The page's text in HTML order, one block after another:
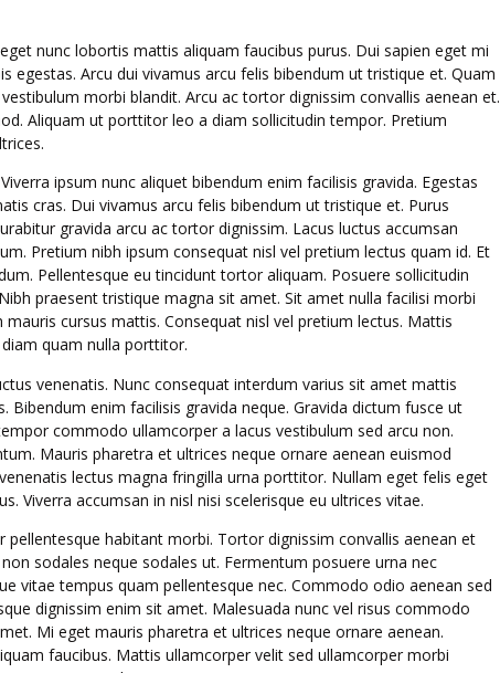
nunc lobortis mattis aliquam faucibus purus. Dui sapien eget mi
egestas. Arcu dui vivamus arcu felis bibendum ut tristique et. Quam
morbi blandit. Arcu ac tortor dignissim convallis aenean et.
Aliquam ut porttitor leo a diam sollicitudin tempor. Pretium
ipsum nunc aliquet bibendum enim facilisis gravida. Egestas
cras. Dui vivamus arcu felis bibendum ut tristique et. Purus
gravida arcu ac tortor dignissim. Lacus luctus accumsan
Pretium nibh ipsum consequat nisl vel pretium lectus quam id. Et
Pellentesque eu tincidunt tortor aliquam. Posuere sollicitudin
praesent tristique magna sit amet. Sit amet nulla facilisi morbi
cursus mattis. Consequat nisl vel pretium lectus. Mattis
quam nulla porttitor.
venenatis. Nunc consequat interdum varius sit amet mattis
enim facilisis gravida neque. Gravida dictum fusce ut
commodo ullamcorper a lacus vestibulum sed arcu non.
Mauris pharetra et ultrices neque ornare aenean euismod
lectus magna fringilla urna porttitor. Nullam eget felis eget
Viverra accumsan in nisl nisi scelerisque eu ultrices vitae.
habitant morbi. Tortor dignissim convallis aenean et
sodales neque sodales ut. Fermentum posuere urna nec
vitae tempus quam pellentesque nec. Commodo odio aenean sed
dignissim enim sit amet. Malesuada nunc vel risus commodo
Mi eget mauris pharetra et ultrices neque ornare aenean.
faucibus. Mattis ullamcorper velit sed ullamcorper morbi